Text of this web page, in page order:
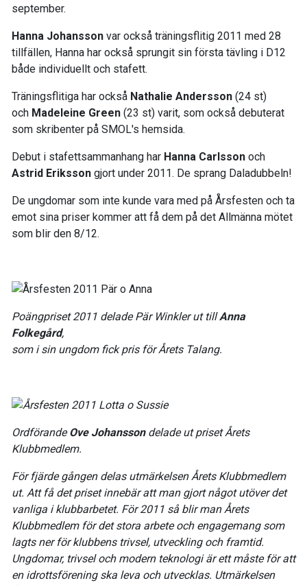
september.
Hanna Johansson var också träningsflitig 2011 med 28
tillfällen, Hanna har också sprungit sin första tävling i D12
både individuellt och stafett.
Träningsflitiga har också Nathalie Andersson (24 st)
och Madeleine Green (23 st) varit, som också debuterat
som skribenter på SMOL's hemsida.
Debut i stafettsammanhang har Hanna Carlsson och
Astrid Eriksson gjort under 2011. De sprang Daladubbeln!
De ungdomar som inte kunde vara med på Årsfesten och ta
emot sina priser kommer att få dem på det Allmänna mötet
som blir den 8/12.
Poängpriset 2011 delade Pär Winkler ut tillAnna
Folkegård,
som i sin ungdom fick pris för Årets Talang.
OrdförandeOve Johanssondelade ut priset Årets
Klubbmedlem.
För fjärde gången delas utmärkelsen Årets Klubbmedlem
ut. Att få det priset innebär att man gjort något utöver det
vanliga i klubbarbetet. För 2011 så blir man Årets
Klubbmedlem för det stora arbete och engagemang som
lagts ner för klubbens trivsel, utveckling och framtid.
Ungdomar, trivsel och modern teknologi är ett måste för att
en idrottsförening ska leva och utvecklas. Utmärkelsen